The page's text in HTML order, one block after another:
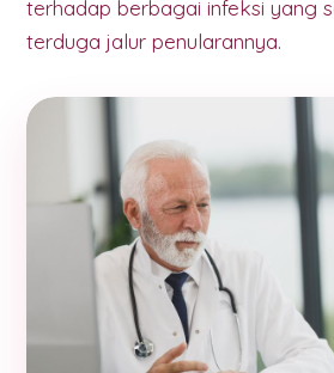
terhadap berbagai infeksi yang
terduga jalur penularannya.